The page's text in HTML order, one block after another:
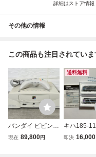
詳細はストア情
その他の情報
この商品も注目されていま
バンダイ ピピンア
ットマーク Pippin
現在 89,800円
送料無料
キハ185-11
85-12(M) ア
即決 16,000